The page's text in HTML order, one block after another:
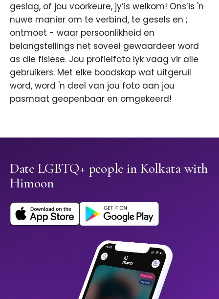
geslag, of jou voorkeure, jy’is welkom! Ons’is 'n
nuwe manier om te verbind, te gesels en ;
ontmoet - waar persoonlikheid en
belangstellings net soveel gewaardeer word
as die fisiese. Jou profielfoto lyk vaag vir alle
gebruikers. Met elke boodskap wat uitgeruil
word, word 'n deel van jou foto aan jou
pasmaat geopenbaar en omgekeerd!
Date LGBTQ+ people in Kolkata with
Himoon